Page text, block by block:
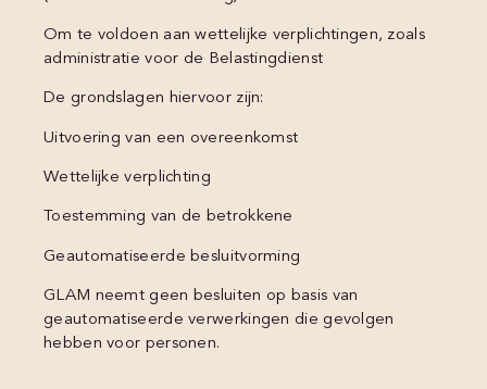
Om te voldoen aan wettelijke verplichtingen, zoals
administratie voor de Belastingdienst
De grondslagen hiervoor zijn:
Uitvoering van een overeenkomst
Wettelijke verplichting
Toestemming van de betrokkene
Geautomatiseerde besluitvorming
GLAM neemt geen besluiten op basis van
geautomatiseerde verwerkingen die gevolgen
hebben voor personen.